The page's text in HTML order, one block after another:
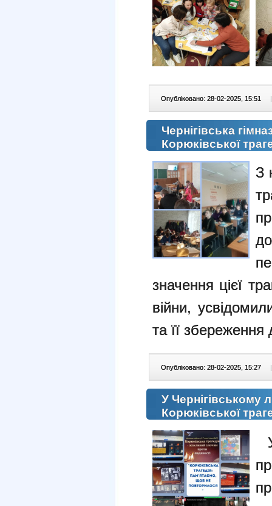
Опубліковано: 28-02-2025, 15:51 |
Чернігівська
Корюківської
З
значення цієї
війни,
та її збереження
Опубліковано: 28-02-2025, 15:27 |
У Чернігівському
Корюківської